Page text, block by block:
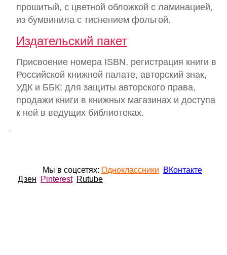
прошитый, с цветной обложкой с ламинацией,
из бумвинила с тиснением фольгой.
Издательский пакет
Присвоение номера ISBN, регистрация книги в
Российской книжной палате, авторский знак,
УДК и ББК: для защиты авторского права,
продажи книги в книжных магазинах и доступа
к ней в ведущих библиотеках.
.
Мы в соцсетях: Одноклассники
ВКонтакте
Дзен
Pinterest Rutube